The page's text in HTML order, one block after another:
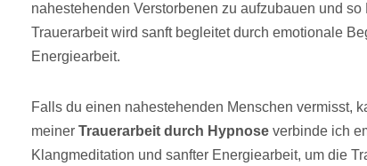
nahestehenden Verstorbenen zu aufzubauen und
Trauerarbeit wird sanft begleitet durch emotionale
Energiearbeit.
Falls du einen nahestehenden Menschen vermisst,
meiner Trauerarbeit durch Hypnose verbinde ich
Klangmeditation und sanfter Energiearbeit, um die